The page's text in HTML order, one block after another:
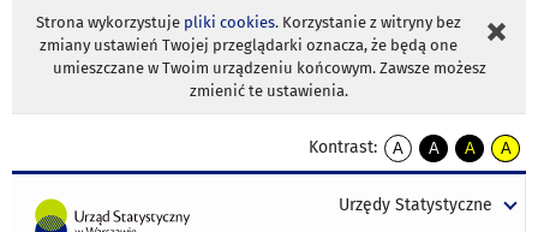
Strona wykorzystuje pliki cookies. Korzystanie z witryny bez
zmiany ustawień Twojej przeglądarki oznacza, że będą one
umieszczane w Twoim urządzeniu końcowym. Zawsze możesz
zmienić te ustawienia.
Kontrast:
A
kontrast
A
kontrast
tekst
A
kontrast
tekst
A
tekst
Urzędy Statystyczne